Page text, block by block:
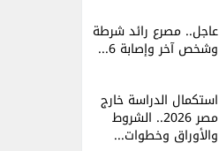
عاجل.. مصرع رائد شرطة
وشخص آخر وإصابة 6...
استكمال الدراسة خارج
مصر 2026.. الشروط
والأوراق وخطوات...